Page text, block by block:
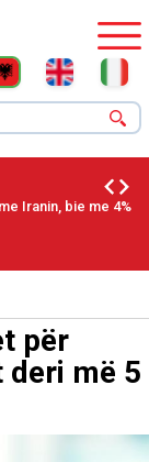
Iranin, bie me 4%
për
deri më 5